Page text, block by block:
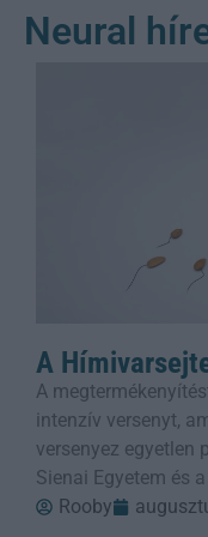
Neural
A
A
intenzív versenyt,
versenyez egyetlen
Sienai Egyetem és
Rooby